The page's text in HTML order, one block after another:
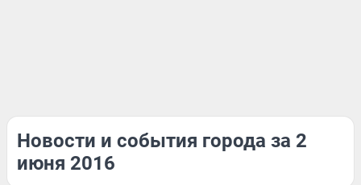
Новости и события города за 2
июня 2016